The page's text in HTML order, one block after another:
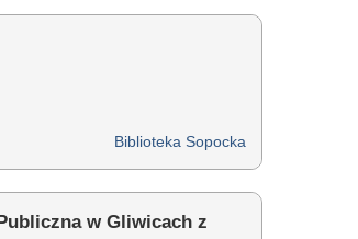
Biblioteka Sopocka
w Gliwicach z